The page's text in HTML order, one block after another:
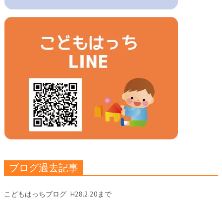
ブログ過去記事
こどもはっちブログ H28.2.20まで